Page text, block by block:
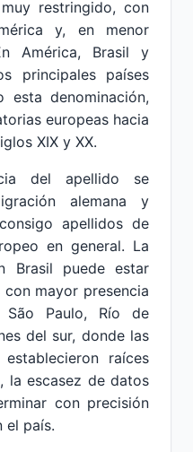
restringido, con
y, en menor
América, Brasil y
principales países
esta denominación,
europeas hacia
XIX y XX.
del apellido se
alemana y
apellidos de
en general. La
Brasil puede estar
mayor presencia
São Paulo, Río de
del sur, donde las
raíces
la escasez de datos
con precisión
el país.